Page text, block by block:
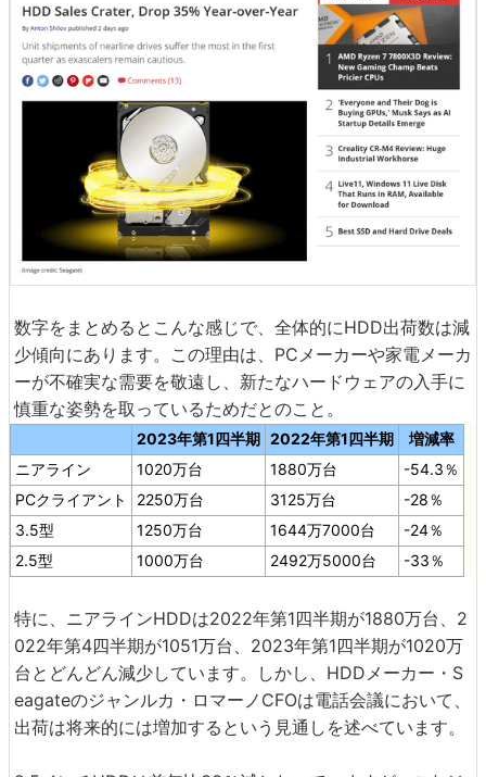
数字をまとめるとこんな感じで、全体的にHDD出荷数は減
少傾向にあります。この理由は、PCメーカーや家電メーカ
ーが不確実な需要を敬遠し、新たなハードウェアの入手に
慎重な姿勢を取っているためだとのこと。
2023年第1四半期 2022年第1四半期
増減率
ニアライン
1020万台 1880万台
-54.3％
PCクライアント
2250万台 3125万台
-28％
3.5型
1250万台 1644万7000台
-24％
2.5型
1000万台 2492万5000台 -33％
特に、ニアラインHDDは2022年第1四半期が1880万台、2
022年第4四半期が1051万台、2023年第1四半期が1020万
台とどんどん減少しています。しかし、HDDメーカー・S
eagateのジャンルカ・ロマーノCFOは電話会議において、
出荷は将来的には増加するという見通しを述べています。